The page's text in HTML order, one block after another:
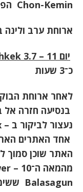
Chon-Kemin
ארוחת ערב ולינה
יום 11 – 3.7
כ־3 שעות
לאחר ארוחת
בנסיעה חזרה אל
נעצור לביקור ב –
אחד האתרים
האתר שוכן סמוך
מהמאה ה־10
– Burana Tower,
Balasagun